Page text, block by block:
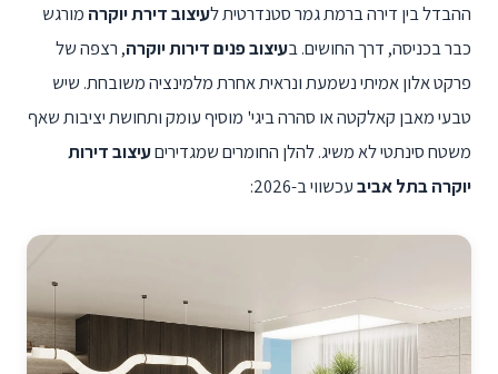
ההבדל בין דירה ברמת גמר סטנדרטית לעיצוב דירת יוקרה מורגש
כבר בכניסה, דרך החושים. בעיצוב פנים דירות יוקרה, רצפה של
פרקט אלון אמיתי נשמעת ונראית אחרת מלמינציה משובחת. שיש
טבעי מאבן קאלקטה או סהרה ביגי' מוסיף עומק ותחושת יציבות שאף
משטח סינתטי לא משיג. להלן החומרים שמגדיריםעיצוב דירות
יוקרה בתל אביבעכשווי ב-2026: